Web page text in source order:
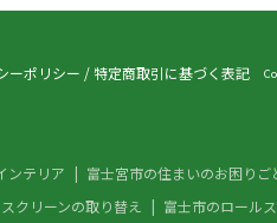
ーポリシー /特定商取引に基づく表記
ンテリア 富士宮市の住まいのお困りご
クリーンの取り替え
富士市のロール